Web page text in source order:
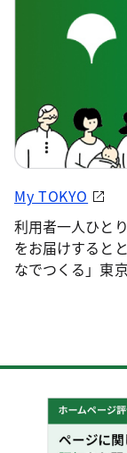
My TOKYO
利用者一人ひと
をお届けすると
なでつくる」東